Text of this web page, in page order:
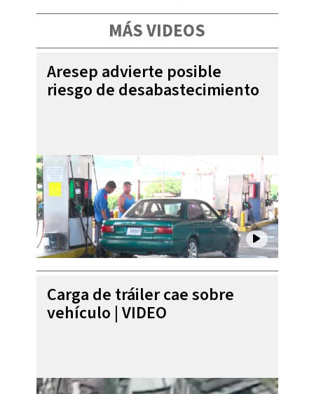
MÁS VIDEOS
Aresep advierte posible
riesgo de desabastecimiento
Carga de tráiler cae sobre
vehículo | VIDEO